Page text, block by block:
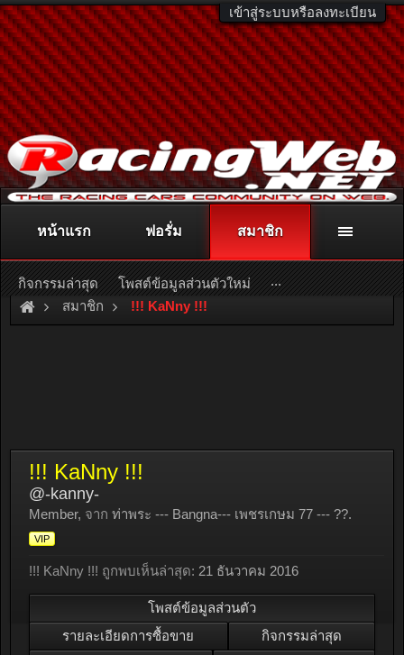
เข้าสู่ระบบหรือลงทะเบียน
ติดต่อลงโฆษณา racingweb@gmail.comหรือโทร. 081-811-1138
หรืออ่านรายละเอียดเพิ่มเติม คลิกที่นี่
สมาชิก !!! KaNny !!!
!!! KaNny !!!
@-kanny-
Member, จาก ท่าพระ --- Bangna--- เพชรเกษม 77 --- ??.
VIP
!!! KaNny !!! ถูกพบเห็นล่าสุด: 21 ธันวาคม 2016
โพสต์ข้อมูลส่วนตัว
รายละเอียดการซื้อขาย
กิจกรรมล่าสุด
หน้าแรก ฟอรั่ม สมาชิก
กิจกรรมล่าสุด โพสต์ข้อมูลส่วนตัวใหม่ ...